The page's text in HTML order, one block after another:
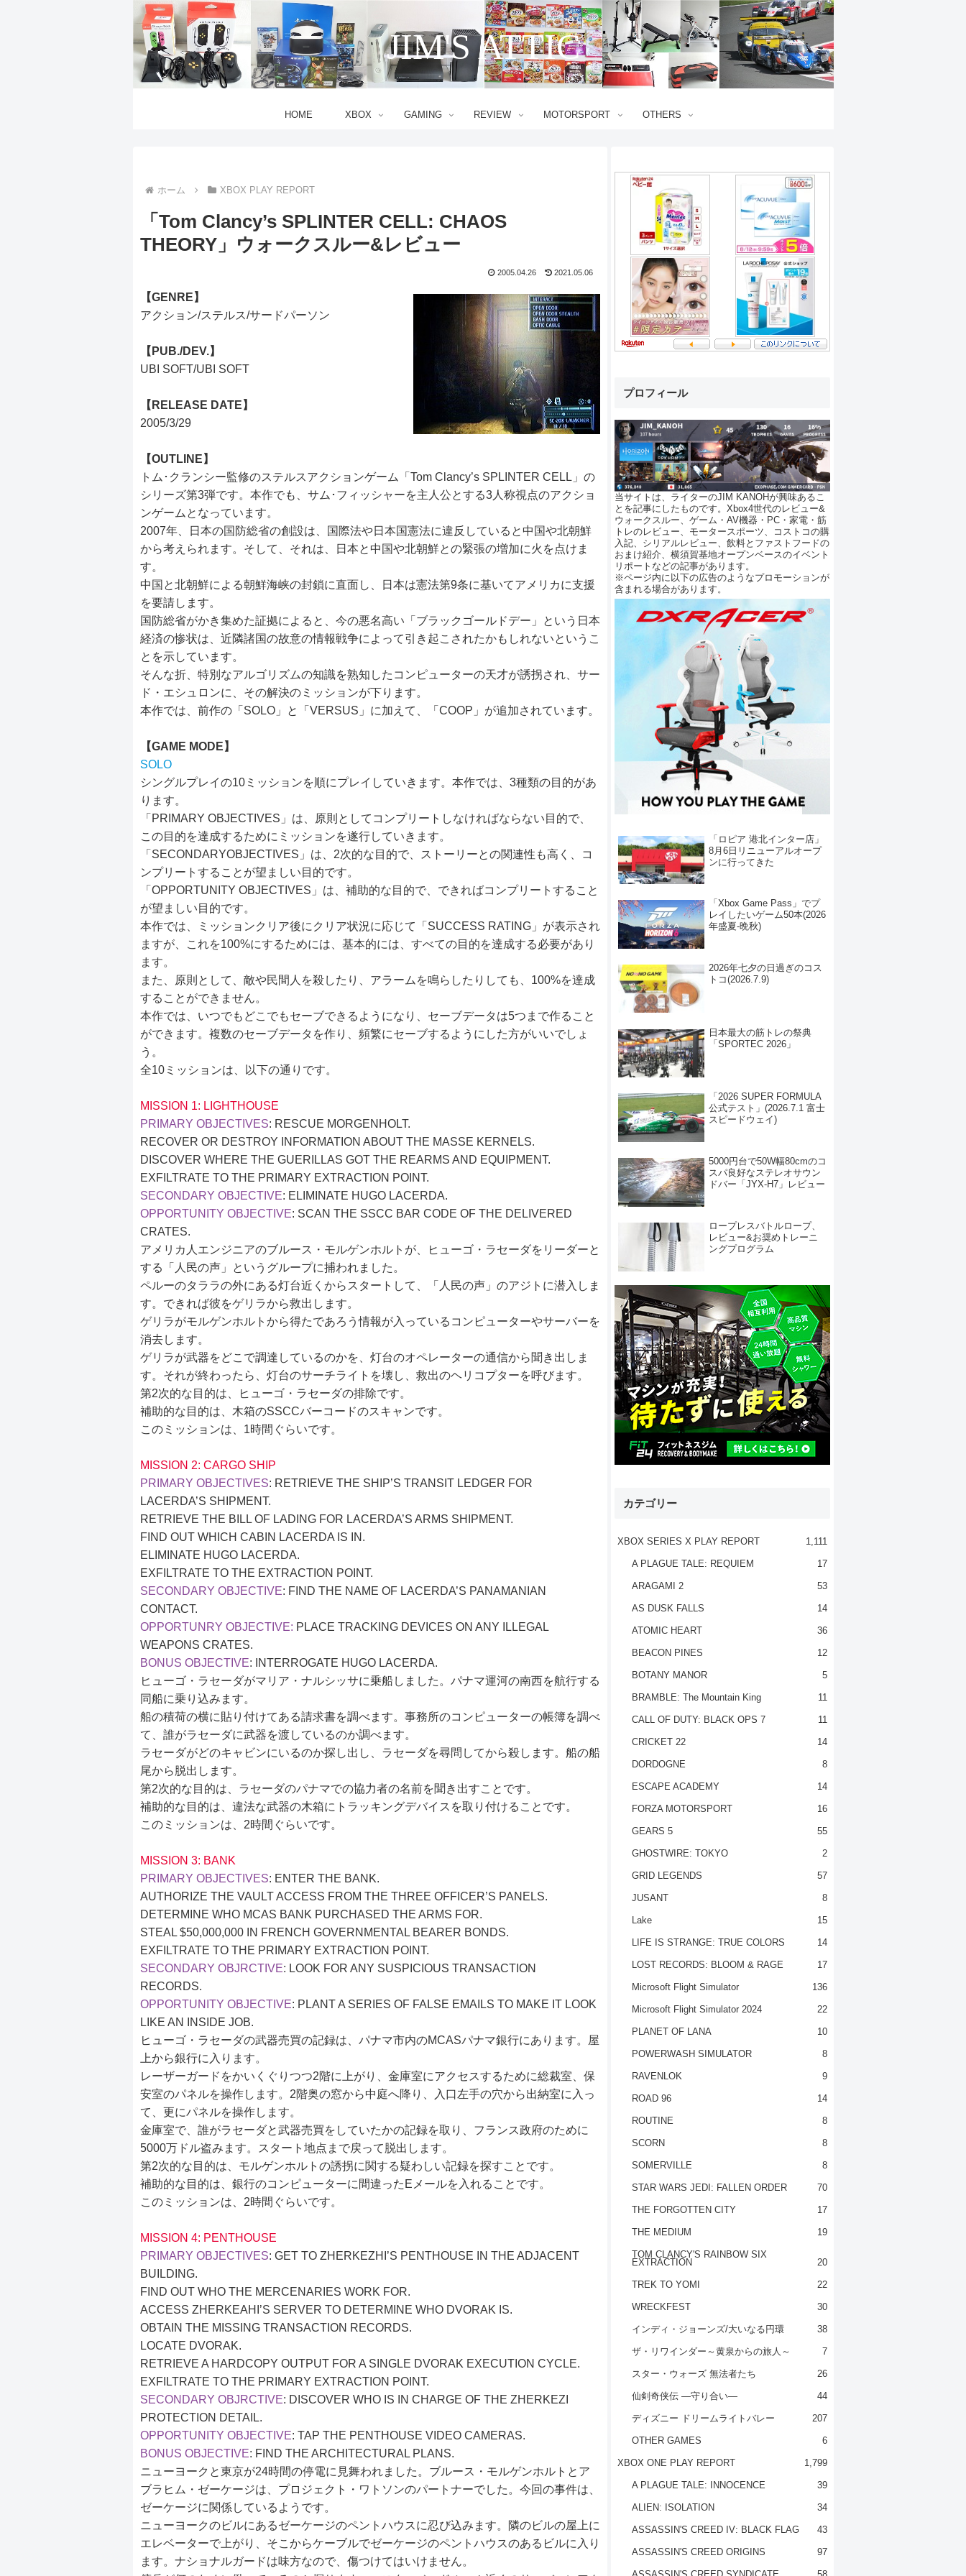
JIM'S ATTIC
HOME XBOX GAMING REVIEW MOTORSPORT OTHERS
ホーム XBOX PLAY REPORT
「Tom Clancy’s SPLINTER CELL: CHAOS
THEORY」ウォークスルー&レビュー
2005.04.26 2021.05.06
【GENRE】
アクション/ステルス/サードパーソン
【PUB./DEV.】
UBI SOFT/UBI SOFT
【RELEASE DATE】
2005/3/29
【OUTLINE】
トム･クランシー監修のステルスアクションゲーム「Tom Clancy’s SPLINTER CELL」の
シリーズ第3弾です。本作でも、サム･フィッシャーを主人公とする3人称視点のアクショ
ンゲームとなっています。
2007年、日本の国防総省の創設は、国際法や日本国憲法に違反していると中国や北朝鮮
から考えられます。そして、それは、日本と中国や北朝鮮との緊張の増加に火を点けま
す。
中国と北朝鮮による朝鮮海峡の封鎖に直面し、日本は憲法第9条に基いてアメリカに支援
を要請します。
国防総省がかき集めた証拠によると、今の悪名高い「ブラックゴールドデー」という日本
経済の惨状は、近隣諸国の故意の情報戦争によって引き起こされたかもしれないというこ
とを示しています。
そんな折、特別なアルゴリズムの知識を熟知したコンピューターの天才が誘拐され、サー
ド・エシュロンに、その解決のミッションが下ります。
本作では、前作の「SOLO」と「VERSUS」に加えて、「COOP」が追加されています。
【GAME MODE】
SOLO
シングルプレイの10ミッションを順にプレイしていきます。本作では、3種類の目的があ
ります。
「PRIMARY OBJECTIVES」は、原則としてコンプリートしなければならない目的で、
この目的を達成するためにミッションを遂行していきます。
「SECONDARYOBJECTIVES」は、2次的な目的で、ストーリーとの関連性も高く、コ
ンプリートすることが望ましい目的です。
「OPPORTUNITY OBJECTIVES」は、補助的な目的で、できればコンプリートすること
が望ましい目的です。
本作では、ミッションクリア後にクリア状況に応じて「SUCCESS RATING」が表示され
ますが、これを100%にするためには、基本的には、すべての目的を達成する必要があり
ます。
また、原則として、敵や民間人を殺したり、アラームを鳴らしたりしても、100%を達成
することができません。
本作では、いつでもどこでもセーブできるようになり、セーブデータは5つまで作ること
ができます。複数のセーブデータを作り、頻繁にセーブするようにした方がいいでしょ
う。
全10ミッションは、以下の通りです。
MISSION 1: LIGHTHOUSE
PRIMARY OBJECTIVES: RESCUE MORGENHOLT.
RECOVER OR DESTROY INFORMATION ABOUT THE MASSE KERNELS.
DISCOVER WHERE THE GUERILLAS GOT THE REARMS AND EQUIPMENT.
EXFILTRATE TO THE PRIMARY EXTRACTION POINT.
SECONDARY OBJECTIVE: ELIMINATE HUGO LACERDA.
OPPORTUNITY OBJECTIVE: SCAN THE SSCC BAR CODE OF THE DELIVERED
CRATES.
アメリカ人エンジニアのブルース・モルゲンホルトが、ヒューゴ・ラセーダをリーダーと
する「人民の声」というグループに捕われました。
ペルーのタララの外にある灯台近くからスタートして、「人民の声」のアジトに潜入しま
す。できれば彼をゲリラから救出します。
ゲリラがモルゲンホルトから得たであろう情報が入っているコンピューターやサーバーを
消去します。
ゲリラが武器をどこで調達しているのかを、灯台のオペレーターの通信から聞き出しま
す。それが終わったら、灯台のサーチライトを壊し、救出のヘリコプターを呼びます。
第2次的な目的は、ヒューゴ・ラセーダの排除です。
補助的な目的は、木箱のSSCCバーコードのスキャンです。
このミッションは、1時間ぐらいです。
MISSION 2: CARGO SHIP
PRIMARY OBJECTIVES: RETRIEVE THE SHIP’S TRANSIT LEDGER FOR
LACERDA’S SHIPMENT.
RETRIEVE THE BILL OF LADING FOR LACERDA’S ARMS SHIPMENT.
FIND OUT WHICH CABIN LACERDA IS IN.
ELIMINATE HUGO LACERDA.
EXFILTRATE TO THE EXTRACTION POINT.
SECONDARY OBJECTIVE: FIND THE NAME OF LACERDA’S PANAMANIAN
CONTACT.
OPPORTUNRY OBJECTIVE: PLACE TRACKING DEVICES ON ANY ILLEGAL
WEAPONS CRATES.
BONUS OBJECTIVE: INTERROGATE HUGO LACERDA.
ヒューゴ・ラセーダがマリア・ナルシッサに乗船しました。パナマ運河の南西を航行する
同船に乗り込みます。
船の積荷の横に貼り付けてある請求書を調べます。事務所のコンピューターの帳簿を調べ
て、誰がラセーダに武器を渡しているのか調べます。
ラセーダがどのキャビンにいるのか探し出し、ラセーダを尋問してから殺します。船の船
尾から脱出します。
第2次的な目的は、ラセーダのパナマでの協力者の名前を聞き出すことです。
補助的な目的は、違法な武器の木箱にトラッキングデバイスを取り付けることです。
このミッションは、2時間ぐらいです。
MISSION 3: BANK
PRIMARY OBJECTIVES: ENTER THE BANK.
AUTHORIZE THE VAULT ACCESS FROM THE THREE OFFICER’S PANELS.
DETERMINE WHO MCAS BANK PURCHASED THE ARMS FOR.
STEAL $50,000,000 IN FRENCH GOVERNMENTAL BEARER BONDS.
EXFILTRATE TO THE PRIMARY EXTRACTION POINT.
SECONDARY OBJRCTIVE: LOOK FOR ANY SUSPICIOUS TRANSACTION
RECORDS.
OPPORTUNITY OBJECTIVE: PLANT A SERIES OF FALSE EMAILS TO MAKE IT LOOK
LIKE AN INSIDE JOB.
ヒューゴ・ラセーダの武器売買の記録は、パナマ市内のMCASパナマ銀行にあります。屋
上から銀行に入ります。
レーザーガードをかいくぐりつつ2階に上がり、金庫室にアクセスするために総裁室、保
安室のパネルを操作します。2階奥の窓から中庭へ降り、入口左手の穴から出納室に入っ
て、更にパネルを操作します。
金庫室で、誰がラセーダと武器売買をしていたかの記録を取り、フランス政府のために
5000万ドル盗みます。スタート地点まで戻って脱出します。
第2次的な目的は、モルゲンホルトの誘拐に関する疑わしい記録を探すことです。
補助的な目的は、銀行のコンピューターに間違ったEメールを入れることです。
このミッションは、2時間ぐらいです。
MISSION 4: PENTHOUSE
PRIMARY OBJECTIVES: GET TO ZHERKEZHI’S PENTHOUSE IN THE ADJACENT
BUILDING.
FIND OUT WHO THE MERCENARIES WORK FOR.
ACCESS ZHERKEAHI’S SERVER TO DETERMINE WHO DVORAK IS.
OBTAIN THE MISSING TRANSACTION RECORDS.
LOCATE DVORAK.
RETRIEVE A HARDCOPY OUTPUT FOR A SINGLE DVORAK EXECUTION CYCLE.
EXFILTRATE TO THE PRIMARY EXTRACTION POINT.
SECONDARY OBJRCTIVE: DISCOVER WHO IS IN CHARGE OF THE ZHERKEZI
PROTECTION DETAIL.
OPPORTUNITY OBJECTIVE: TAP THE PENTHOUSE VIDEO CAMERAS.
BONUS OBJECTIVE: FIND THE ARCHITECTURAL PLANS.
ニューヨークと東京が24時間の停電に見舞われました。ブルース・モルゲンホルトとア
ブラヒム・ゼーケージは、プロジェクト・ワトソンのパートナーでした。今回の事件は、
ゼーケージに関係しているようです。
ニューヨークのビルにあるゼーケージのペントハウスに忍び込みます。隣のビルの屋上に
エレベーターで上がり、そこからケーブルでゼーケージのペントハウスのあるビルに入り
ます。ナショナルガードは味方なので、傷つけてはいけません。
プロフィール
当サイトは、ライターのJIM KANOHが興味あるこ
とを記事にしたものです。Xbox4世代のレビュー&
ウォークスルー、ゲーム・AV機器・PC・家電・筋
トレのレビュー、モータースポーツ、コストコの購
入記、シリアルレビュー、飲料とファストフードの
おまけ紹介、横須賀基地オープンベースのイベント
リポートなどの記事があります。
※ページ内に以下の広告のようなプロモーションが
含まれる場合があります。
「ロピア 港北インター店」
8月6日リニューアルオープ
ンに行ってきた
「Xbox Game Pass」でプ
レイしたいゲーム50本(2026
年盛夏-晩秋)
2026年七夕の日過ぎのコス
トコ(2026.7.9)
日本最大の筋トレの祭典
「SPORTEC 2026」
「2026 SUPER FORMULA
公式テスト」(2026.7.1 富士
スピードウェイ)
5000円台で50W幅80cmのコ
スパ良好なステレオサウン
ドバー「JYX-H7」レビュー
ロープレスバトルロープ、
レビュー&お奨めトレーニ
ングプログラム
カテゴリー
XBOX SERIES X PLAY REPORT 1,111
A PLAGUE TALE: REQUIEM 17
ARAGAMI 2 53
AS DUSK FALLS 14
ATOMIC HEART 36
BEACON PINES 12
BOTANY MANOR 5
BRAMBLE: The Mountain King 11
CALL OF DUTY: BLACK OPS 7 11
CRICKET 22 14
DORDOGNE 8
ESCAPE ACADEMY 14
FORZA MOTORSPORT 16
GEARS 5 55
GHOSTWIRE: TOKYO 2
GRID LEGENDS 57
JUSANT 8
Lake 15
LIFE IS STRANGE: TRUE COLORS 14
LOST RECORDS: BLOOM & RAGE 17
Microsoft Flight Simulator 136
Microsoft Flight Simulator 2024 22
PLANET OF LANA 10
POWERWASH SIMULATOR 8
RAVENLOK 9
ROAD 96 14
ROUTINE 8
SCORN 8
SOMERVILLE 8
STAR WARS JEDI: FALLEN ORDER 70
THE FORGOTTEN CITY 17
THE MEDIUM 19
TOM CLANCY'S RAINBOW SIX
EXTRACTION 20
TREK TO YOMI 22
WRECKFEST 30
インディ・ジョーンズ/大いなる円環 38
ザ・リワインダー～黄泉からの旅人～ 7
スター・ウォーズ 無法者たち 26
仙剣奇侠伝 ―守り合い― 44
ディズニー ドリームライトバレー 207
OTHER GAMES 6
XBOX ONE PLAY REPORT 1,799
A PLAGUE TALE: INNOCENCE 39
ALIEN: ISOLATION 34
ASSASSIN'S CREED IV: BLACK FLAG 43
ASSASSIN'S CREED ORIGINS 97